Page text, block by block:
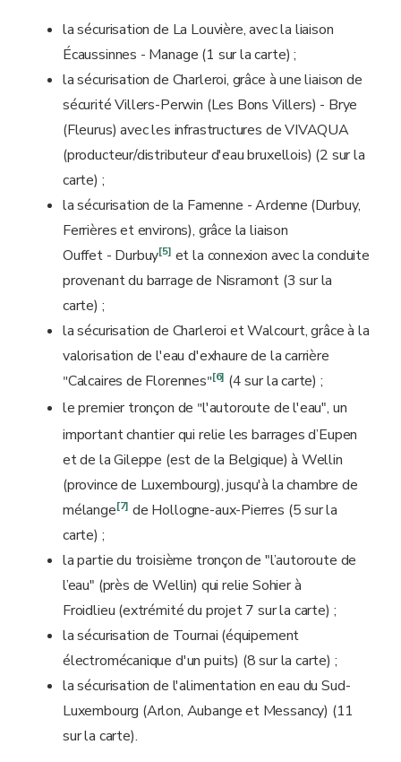
la sécurisation de La Louvière, avec la liaison
Écaussinnes - Manage (1 sur la carte) ;
la sécurisation de Charleroi, grâce à une liaison de
sécurité Villers-Perwin (Les Bons Villers) - Brye
(Fleurus) avec les infrastructures de VIVAQUA
(producteur/distributeur d'eau bruxellois) (2 sur la
carte) ;
la sécurisation de la Famenne - Ardenne (Durbuy,
Ferrières et environs), grâce la liaison
Ouffet - Durbuy[5] et la connexion avec la conduite
provenant du barrage de Nisramont (3 sur la
carte) ;
la sécurisation de Charleroi et Walcourt, grâce à la
valorisation de l'eau d'exhaure de la carrière
"Calcaires de Florennes"[6] (4 sur la carte) ;
le premier tronçon de "l'autoroute de l'eau", un
important chantier qui relie les barrages d’Eupen
et de la Gileppe (est de la Belgique) à Wellin
(province de Luxembourg), jusqu'à la chambre de
mélange[7] de Hollogne-aux-Pierres (5 sur la
carte) ;
la partie du troisième tronçon de "l’autoroute de
l’eau" (près de Wellin) qui relie Sohier à
Froidlieu (extrémité du projet 7 sur la carte) ;
la sécurisation de Tournai (équipement
électromécanique d'un puits) (8 sur la carte) ;
la sécurisation de l'alimentation en eau du Sud-
Luxembourg (Arlon, Aubange et Messancy) (11
sur la carte).